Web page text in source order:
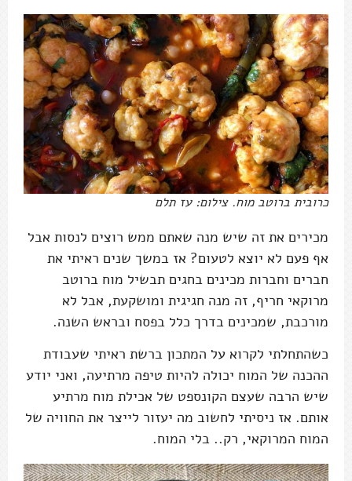
כרובית ברוטב מוח. צילום: עז תלם
מכירים את זה שיש מנה שאתם ממש רוצים לנסות אבל
אף פעם לא יוצא לטעום? אז במשך שנים ראיתי את
חברים וחברות מכינים בחגים תבשיל מוח ברוטב
מרוקאי חריף, זה מנה חגיגית ומושקעת, אבל לא
מורכבת, שמכינים בדרך כלל בפסח ובראש השנה.
כשהתחלתי לקרוא על המתכון ברשת ראיתי שעבודת
ההכנה של המוח יכולה להיות טיפה מרתיעה, ואני יודע
שיש הרבה שעצם הקונספט של אכילת מוח מרתיע
אותם. אז ניסיתי לחשוב מה יעזור לייצר את החוויה של
המוח המרוקאי, רק.. בלי המוח.